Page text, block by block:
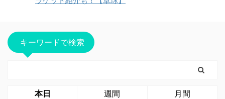
キーワードで検索
本日 週間 月間